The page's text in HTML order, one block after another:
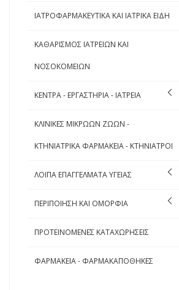
ΙΑΤΡΟΦΑΡΜΑΚΕΥΤΙΚΑ ΚΑΙ ΙΑΤΡΙΚΑ ΕΙΔΗ
ΚΑΘΑΡΙΣΜΟΣ ΙΑΤΡΕΙΩΝ ΚΑΙ
ΝΟΣΟΚΟΜΕΙΩΝ
ΚΕΝΤΡΑ - ΕΡΓΑΣΤΗΡΙΑ - ΙΑΤΡΕΙΑ
ΚΛΙΝΙΚΕΣ ΜΙΚΡΩΩΝ ΖΩΩΝ -
ΚΤΗΝΙΑΤΡΙΚΑ ΦΑΡΜΑΚΕΙΑ - ΚΤΗΝΙΑΤΡΟΙ
ΛΟΙΠΑ ΕΠΑΓΓΕΛΜΑΤΑ ΥΓΕΙΑΣ
ΠΕΡΙΠΟΙΗΣΗ ΚΑΙ ΟΜΟΡΦΙΑ
ΠΡΟΤΕΙΝΟΜΕΝΕΣ ΚΑΤΑΧΩΡΗΣΕΙΣ
ΦΑΡΜΑΚΕΙΑ - ΦΑΡΜΑΚΑΠΟΘΗΚΕΣ